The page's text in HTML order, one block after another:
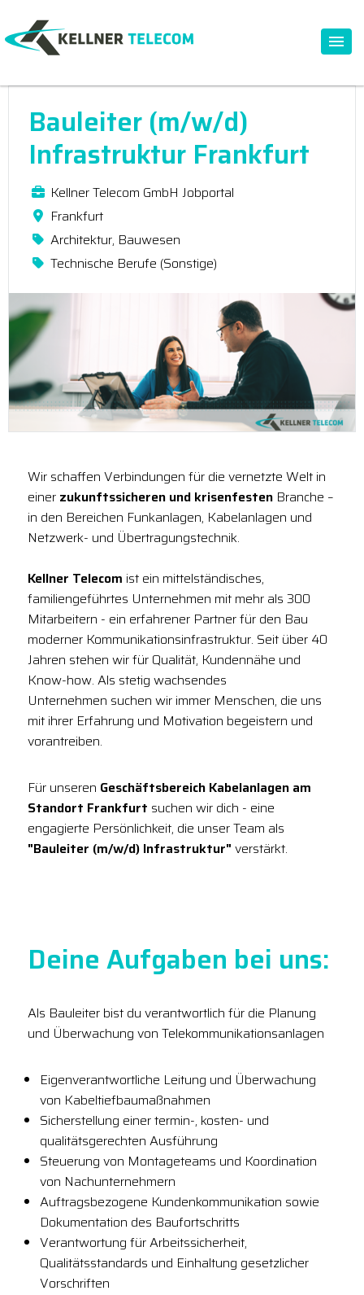
Bauleiter (m/w/d)
Infrastruktur Frankfurt
Kellner Telecom GmbH Jobportal
Frankfurt
Architektur, Bauwesen
Technische Berufe (Sonstige)
Wir schaffen Verbindungen für die vernetzte Welt in
einer zukunftssicheren und krisenfesten Branche –
in den Bereichen Funkanlagen, Kabelanlagen und
Netzwerk- und Übertragungstechnik.
Kellner Telecom ist ein mittelständisches,
familiengeführtes Unternehmen mit mehr als 300
Mitarbeitern - ein erfahrener Partner für den Bau
moderner Kommunikationsinfrastruktur. Seit über 40
Jahren stehen wir für Qualität, Kundennähe und
Know-how. Als stetig wachsendes
Unternehmen suchen wir immer Menschen, die uns
mit ihrer Erfahrung und Motivation begeistern und
vorantreiben.
Für unseren Geschäftsbereich Kabelanlagen am
Standort Frankfurt suchen wir dich - eine
engagierte Persönlichkeit, die unser Team als
"Bauleiter (m/w/d) Infrastruktur" verstärkt.
Deine Aufgaben bei uns:
Als Bauleiter bist du verantwortlich für die Planung
und Überwachung von Telekommunikationsanlagen
Eigenverantwortliche Leitung und Überwachung
von Kabeltiefbaumaßnahmen
Sicherstellung einer termin-, kosten- und
qualitätsgerechten Ausführung
Steuerung von Montageteams und Koordination
von Nachunternehmern
Auftragsbezogene Kundenkommunikation sowie
Dokumentation des Baufortschritts
Verantwortung für Arbeitssicherheit,
Qualitätsstandards und Einhaltung gesetzlicher
Vorschriften